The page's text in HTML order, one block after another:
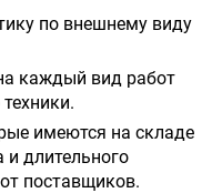
по внешнему виду
каждый вид работ
имеются на складе
и длительного
поставщиков.